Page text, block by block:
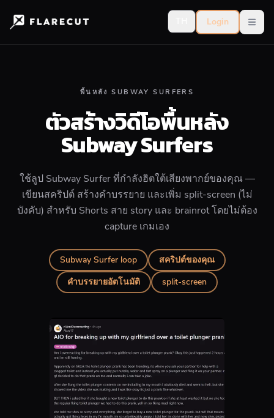
Login
พื้นหลัง SUBWAY SURFERS
ตัวสร้างวิดีโอพื้นหลัง
Subway Surfers
ใช้ลูป Subway Surfer ที่กำลังฮิตใต้เสียงพากย์ของคุณ —
เขียนสคริปต์ สร้างคำบรรยาย และเพิ่ม split-screen (ไม่
บังคับ) สำหรับ Shorts สาย story และ brainrot โดยไม่ต้อง
capture เกมเอง
Subway Surfer loop
สคริปต์ของคุณ
คำบรรยายอัตโนมัติ
split-screen